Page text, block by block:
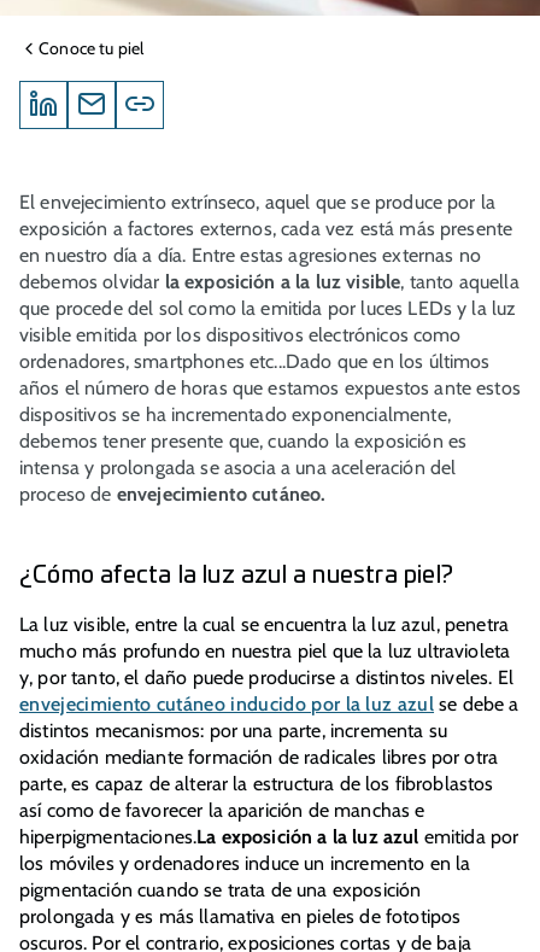
Conoce tu piel
El envejecimiento extrínseco, aquel que se produce por la
exposición a factores externos, cada vez está más presente
en nuestro día a día. Entre estas agresiones externas no
debemos olvidar la exposición a la luz visible, tanto aquella
que procede del sol como la emitida por luces LEDs y la luz
visible emitida por los dispositivos electrónicos como
ordenadores, smartphones etc...Dado que en los últimos
años el número de horas que estamos expuestos ante estos
dispositivos se ha incrementado exponencialmente,
debemos tener presente que, cuando la exposición es
intensa y prolongada se asocia a una aceleración del
proceso de envejecimiento cutáneo.
¿Cómo afecta la luz azul a nuestra piel?
La luz visible, entre la cual se encuentra la luz azul, penetra
mucho más profundo en nuestra piel que la luz ultravioleta
y, por tanto, el daño puede producirse a distintos niveles. El
envejecimiento cutáneo inducido por la luz azul se debe a
distintos mecanismos: por una parte, incrementa su
oxidación mediante formación de radicales libres por otra
parte, es capaz de alterar la estructura de los fibroblastos
así como de favorecer la aparición de manchas e
hiperpigmentaciones.La exposición a la luz azul emitida por
los móviles y ordenadores induce un incremento en la
pigmentación cuando se trata de una exposición
prolongada y es más llamativa en pieles de fototipos
oscuros. Por el contrario, exposiciones cortas y de baja